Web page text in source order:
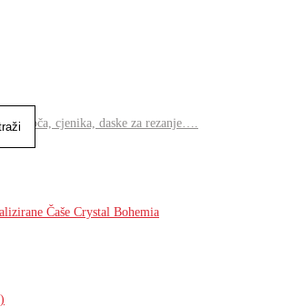
ploča, cjenika, daske za rezanje….
Čaše Crystal Bohemia